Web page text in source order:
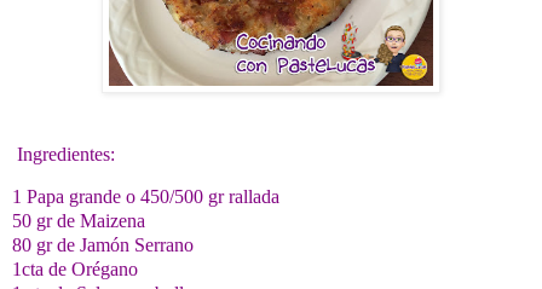
Ingredientes:
1 Papa grande o 450/500 gr rallada
50 gr de Maizena
80 gr de Jamón Serrano
1cta de Orégano